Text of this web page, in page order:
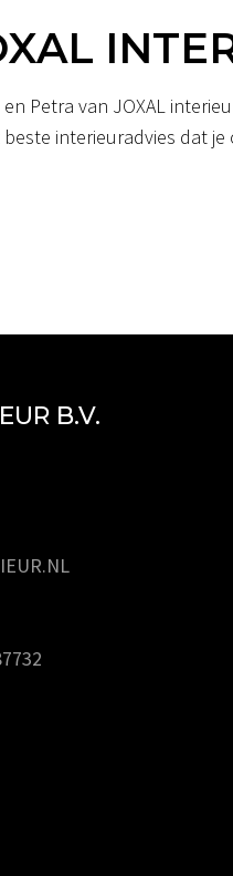
Petra van JOXAL
interieuradvies dat je
B.V.